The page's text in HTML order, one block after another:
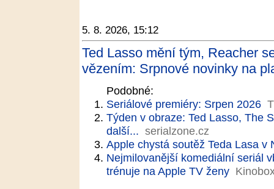
5. 8. 2026, 15:12
Ted Lasso mění tým, Reacher
vězením: Srpnové novinky na
Podobné:
Seriálové premiéry: Srpen 2026
Týden v obraze: Ted Lasso, The
další... serialzone.cz
Apple chystá soutěž Teda Lasa v
Nejmilovanější komediální seriál
trénuje na Apple TV ženy